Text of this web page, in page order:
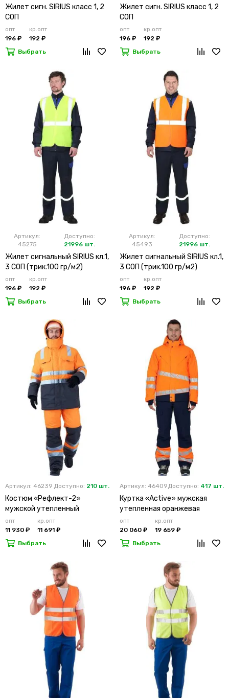
Жилет сигн. SIRIUS класс 1, 2
СОП
опт
196 ₽
кр.опт
192 ₽
Выбрать
Жилет сигн. SIRIUS класс 1, 2
СОП
опт
196 ₽
кр.опт
192 ₽
Выбрать
Артикул:
45275
Доступно:
21996 шт.
Жилет сигнальный SIRIUS кл.1,
3 СОП (трик.100 гр/м2)
лимонный
опт
196 ₽
кр.опт
192 ₽
Выбрать
Артикул:
45493
Доступно:
21996 шт.
Жилет сигнальный SIRIUS кл.1,
3 СОП (трик.100 гр/м2)
оранжевый
опт
196 ₽
кр.опт
192 ₽
Выбрать
Артикул: 46239 Доступно: 210 шт.
Костюм «Рефлект-2»
мужской утепленный
оранжевый с п/к
опт
11 930 ₽
кр.опт
11 691 ₽
Выбрать
Артикул: 46409Доступно: 417 шт.
Куртка «Active» мужская
утепленная оранжевая
опт
20 060 ₽
кр.опт
19 659 ₽
Выбрать